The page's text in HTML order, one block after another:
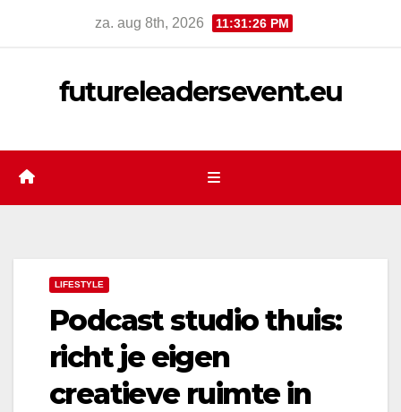
za. aug 8th, 2026 11:31:27 PM
futureleadersevent.eu
LIFESTYLE
Podcast studio thuis:
richt je eigen
creatieve ruimte in